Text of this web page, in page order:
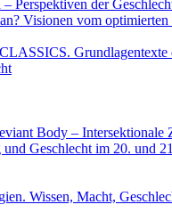
Perspektiven der
Visionen vom optimierten
Grundlagentexte
Body –
Geschlecht im 20. und
Wissen, Macht,